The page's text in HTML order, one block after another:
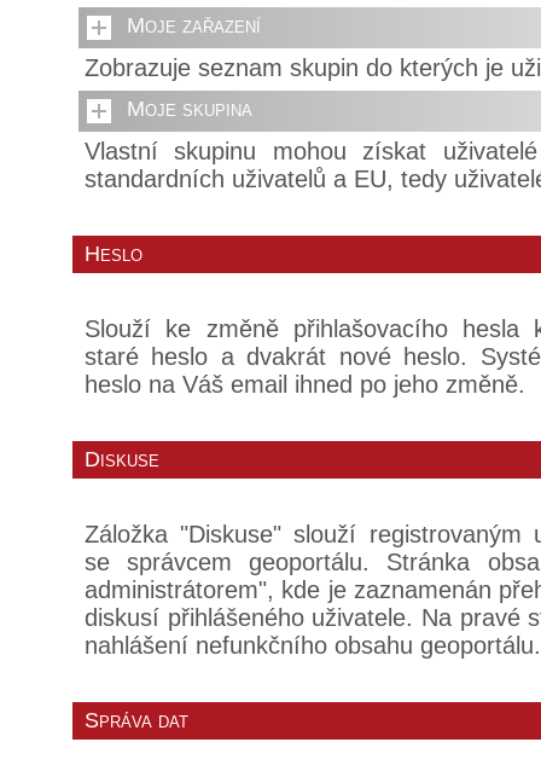
Moje zařazení
Zobrazuje seznam skupin do kterých je
Moje skupina
Vlastní skupinu mohou získat
standardních uživatelů a EU, tedy
Heslo
Slouží ke změně přihlašovacího hesla
staré heslo a dvakrát nové heslo.
heslo na Váš email ihned po jeho změně.
Diskuse
Záložka "Diskuse" slouží registrovaným
se správcem geoportálu. Stránka
administrátorem", kde je zaznamenán
diskusí přihlášeného uživatele. Na pravé
nahlášení nefunkčního obsahu geoportálu.
Správa dat